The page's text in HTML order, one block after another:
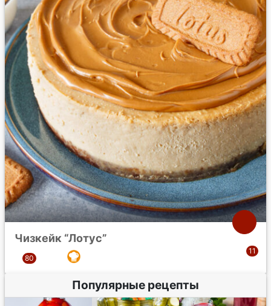
Чизкейк “Лотус”
Популярные рецепты